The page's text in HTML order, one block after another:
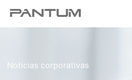
Noticias corporativas